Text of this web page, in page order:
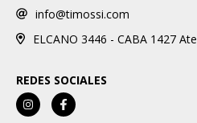
info@timossi.com
ELCANO 3446 - CABA 1427
REDES SOCIALES